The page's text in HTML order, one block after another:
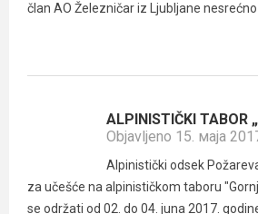
član AO Železničar iz Ljubljane nesrećno
ALPINISTIČKI TABOR
Objavljeno 15. маја
Alpinistički odsek
za učešće na alpinističkom taboru
se održati od 02. do 04. juna 2017.